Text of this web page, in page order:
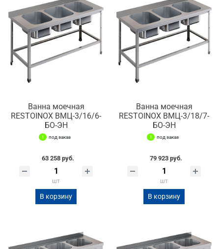
Ванна моечная
RESTOINOX ВМЦ-3/16/6-
БО-ЭН
под заказ
63 258 руб.
шт
В корзину
Ванна моечная
RESTOINOX ВМЦ-3/18/7-
БО-ЭН
под заказ
79 923 руб.
шт
В корзину